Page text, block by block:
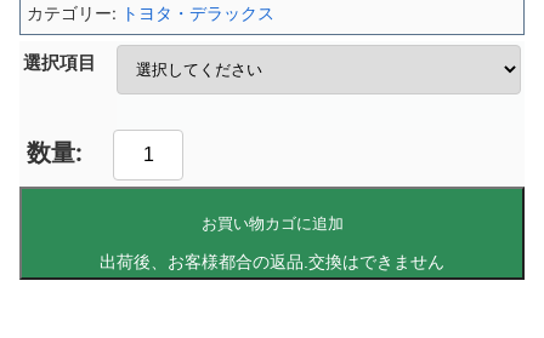
選択項目
お買い物カゴに追加
カテゴリー: トヨタ・デラックス